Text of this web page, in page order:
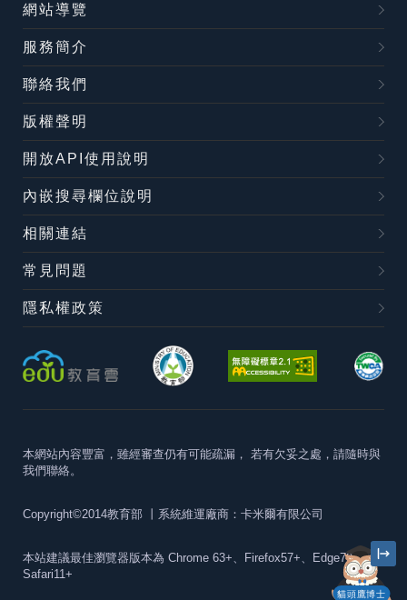
貓頭鷹博士
網站導覽
服務簡介
聯絡我們
版權聲明
開放API使用說明
內嵌搜尋欄位說明
相關連結
常見問題
隱私權政策
本網站內容豐富，雖經審查仍有可能疏漏， 若有欠妥之處，請隨時與
我們聯絡。
Copyright©2014教育部 丨系統維運廠商：卡米爾有限公司
本站建議最佳瀏覽器版本為 Chrome 63+、Firefox57+、Edge79+及
Safari11+